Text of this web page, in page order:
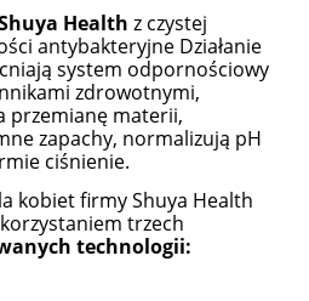
Health z czystej
antybakteryjne Działanie
system odpornościowy
zdrowotnymi,
przemianę materii,
zapachy, normalizują pH
ciśnienie.
kobiet firmy Shuya Health
trzech
technologii: